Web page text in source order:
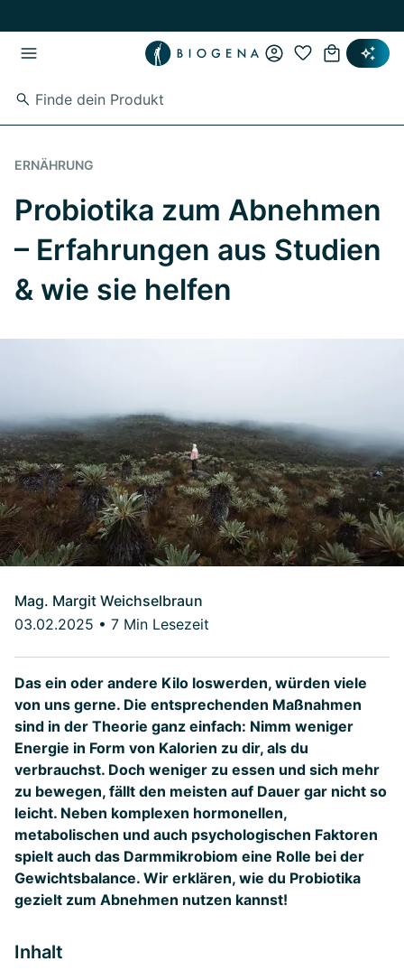
ERNÄHRUNG
Probiotika zum Abnehmen
– Erfahrungen aus Studien
& wie sie helfen
Mag. Margit Weichselbraun
03.02.2025 • 7 Min Lesezeit
Das ein oder andere Kilo loswerden, würden viele
von uns gerne. Die entsprechenden Maßnahmen
sind in der Theorie ganz einfach: Nimm weniger
Energie in Form von Kalorien zu dir, als du
verbrauchst. Doch weniger zu essen und sich mehr
zu bewegen, fällt den meisten auf Dauer gar nicht so
leicht. Neben komplexen hormonellen,
metabolischen und auch psychologischen Faktoren
spielt auch das Darmmikrobiom eine Rolle bei der
Gewichtsbalance. Wir erklären, wie du Probiotika
gezielt zum Abnehmen nutzen kannst!
Inhalt